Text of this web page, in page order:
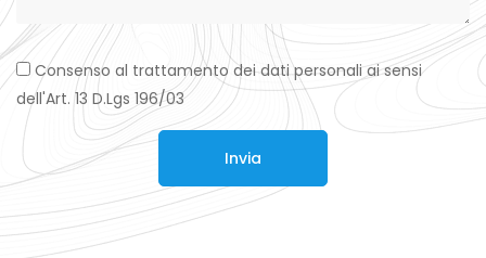
Consenso al trattamento dei dati personali ai sensi
dell'Art. 13 D.Lgs 196/03
Invia